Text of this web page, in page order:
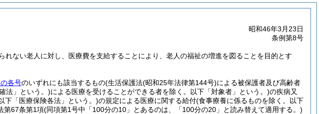
昭和46年3月23日
条例第8号
れない老人に対し、医療費を支給することにより、老人の福祉の増進を図ることを目的とす
各号のいずれにも該当するもの(生活保護法(昭和25年法律第144号)による被保護者及び高齢者
法」という。)による医療を受けることができる者を除く。以下「対象者」という。)の疾病又
下「医療保険各法」という。)の規定による医療に関する給付(食事療養に係るものを除く。以下
第67条第1項(同項第1号中「100分の10」とあるのは、「100分の20」と読み替えて適用する。)